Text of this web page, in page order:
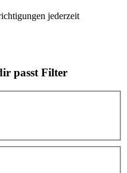
jederzeit
passt Filter